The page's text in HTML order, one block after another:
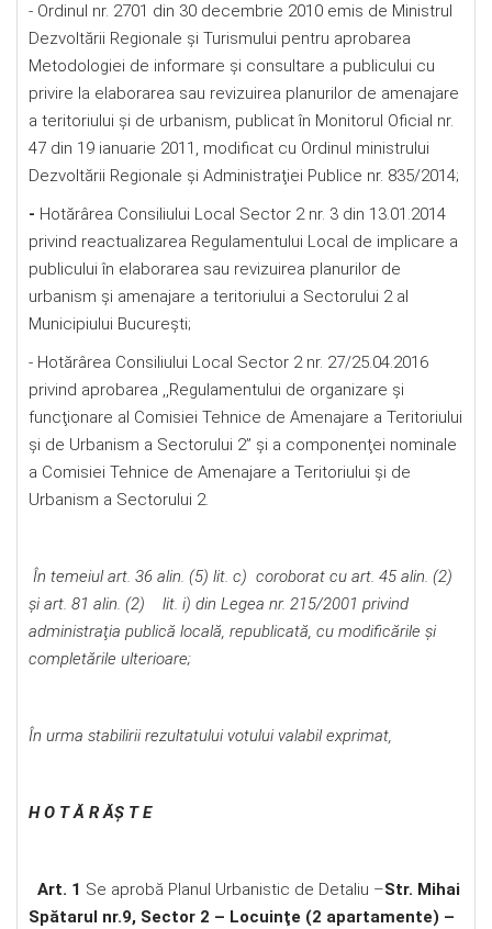
- Ordinul nr. 2701 din 30 decembrie 2010 emis de Ministrul
Dezvoltării Regionale şi Turismului pentru aprobarea
Metodologiei de informare şi consultare a publicului cu
privire la elaborarea sau revizuirea planurilor de amenajare
a teritoriului şi de urbanism, publicat în Monitorul Oficial nr.
47 din 19 ianuarie 2011, modificat cu Ordinul ministrului
Dezvoltării Regionale şi Administraţiei Publice nr. 835/2014;
- Hotărârea Consiliului Local Sector 2 nr. 3 din 13.01.2014
privind reactualizarea Regulamentului Local de implicare a
publicului în elaborarea sau revizuirea planurilor de
urbanism şi amenajare a teritoriului a Sectorului 2 al
Municipiului Bucureşti;
- Hotărârea Consiliului Local Sector 2 nr. 27/25.04.2016
privind aprobarea ,,Regulamentului de organizare şi
funcţionare al Comisiei Tehnice de Amenajare a Teritoriului
şi de Urbanism a Sectorului 2” şi a componenţei nominale
a Comisiei Tehnice de Amenajare a Teritoriului şi de
Urbanism a Sectorului 2.
În temeiul art. 36 alin. (5) lit. c) coroborat cu art. 45 alin. (2)
și art. 81 alin. (2) lit. i) din Legea nr. 215/2001 privind
administraţia publică locală, republicată, cu modificările şi
completările ulterioare;
În urma stabilirii rezultatului votului valabil exprimat,
H O T Ă R ĂŞ T E
Art. 1 Se aprobă Planul Urbanistic de Detaliu –Str. Mihai
Spătarul nr.9, Sector 2 – Locuinţe (2 apartamente) –